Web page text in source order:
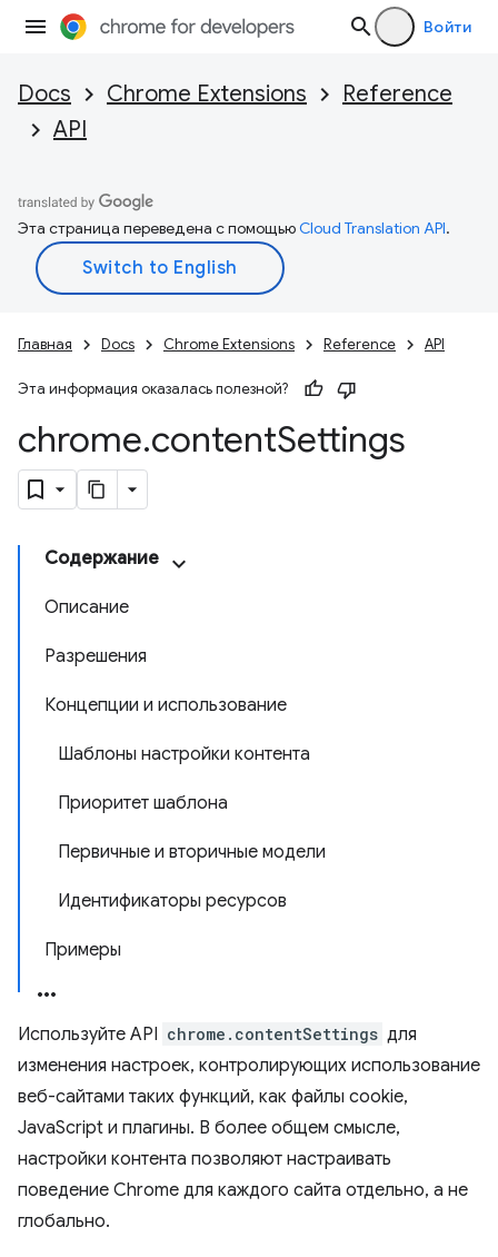
Войти
Docs Chrome Extensions
Reference
API
Эта страница переведена с помощьюCloud Translation API.
Главная Docs Chrome Extensions Reference API
Эта информация оказалась полезной?
chrome.contentSettings
Содержание
Описание
Разрешения
Концепции и использование
Шаблоны настройки контента
Приоритет шаблона
Первичные и вторичные модели
Идентификаторы ресурсов
Примеры
Используйте API chrome.contentSettings для
изменения настроек, контролирующих использование
веб-сайтами таких функций, как файлы cookie,
JavaScript и плагины. В более общем смысле,
настройки контента позволяют настраивать
поведение Chrome для каждого сайта отдельно, а не
глобально.